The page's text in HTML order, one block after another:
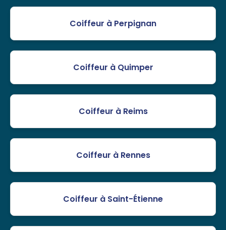
Coiffeur à Perpignan
Coiffeur à Quimper
Coiffeur à Reims
Coiffeur à Rennes
Coiffeur à Saint-Étienne